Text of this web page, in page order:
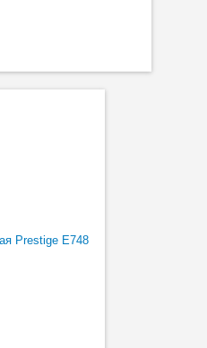
Prestige Е748